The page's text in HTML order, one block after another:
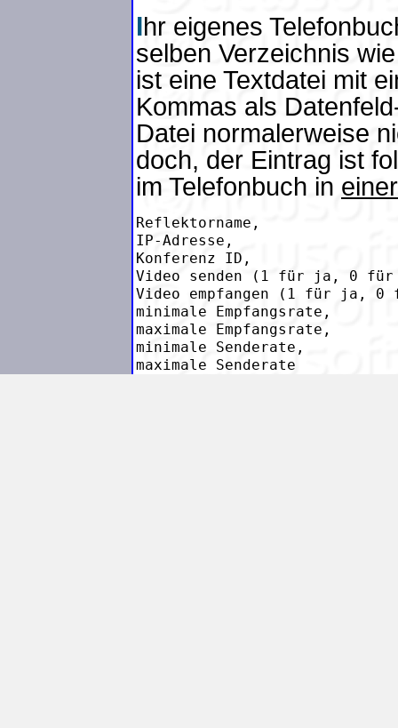
Ihr eigenes
selben Verzeichnis
ist eine Textdatei mit
Kommas als
Datei normalerweise
doch, der Eintrag ist
im Telefonbuch in einer
Reflektorname,
IP-Adresse,
Konferenz ID,
Video senden (1 für ja, 0
Video empfangen (1 für ja,
minimale Empfangsrate,
maximale Empfangsrate,
minimale Senderate,